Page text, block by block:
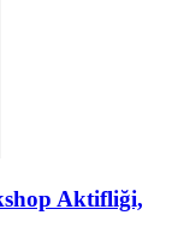
Aktifliği,